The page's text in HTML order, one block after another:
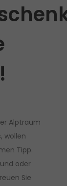
Alptraum
wollen
Tipp.
oder
Sie